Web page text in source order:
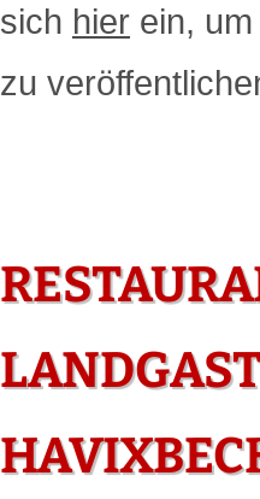
sich hier ein,
zu